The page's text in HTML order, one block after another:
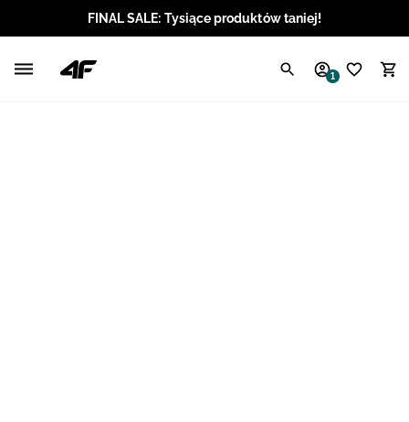
FINAL SALE: Tysiące produktów taniej!
1